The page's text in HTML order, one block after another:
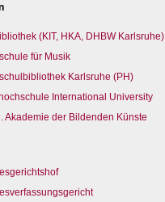
(KIT, HKA, DHBW Karlsruhe)
für Musik
Karlsruhe (PH)
International University
Akademie der Bildenden Künste